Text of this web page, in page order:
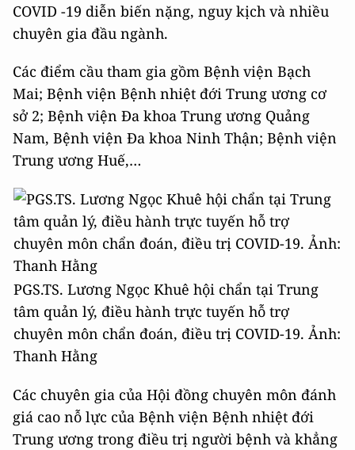
COVID -19 diễn biến nặng, nguy kịch và nhiều
chuyên gia đầu ngành.
Các điểm cầu tham gia gồm Bệnh viện Bạch
Mai; Bệnh viện Bệnh nhiệt đới Trung ương cơ
sở 2; Bệnh viện Đa khoa Trung ương Quảng
Nam, Bệnh viện Đa khoa Ninh Thận; Bệnh viện
Trung ương Huế,…
PGS.TS. Lương Ngọc Khuê hội chẩn tại Trung
tâm quản lý, điều hành trực tuyến hỗ trợ
chuyên môn chẩn đoán, điều trị COVID-19. Ảnh:
Thanh Hằng
Các chuyên gia của Hội đồng chuyên môn đánh
giá cao nỗ lực của Bệnh viện Bệnh nhiệt đới
Trung ương trong điều trị người bệnh và khẳng